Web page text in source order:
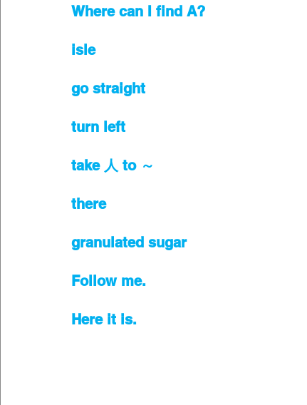
Where can I find A?
isle
go straight
turn left
take 人 to ～
there
granulated sugar
Follow me.
Here it is.